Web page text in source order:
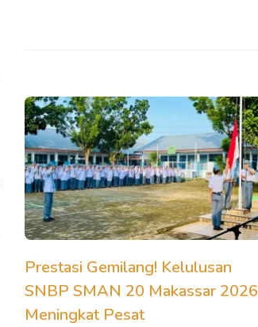
Prestasi Gemilang! Kelulusan
SNBP SMAN 20 Makassar 2026
Meningkat Pesat